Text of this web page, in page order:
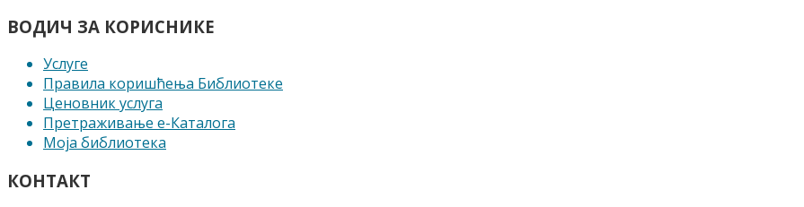
ВОДИЧ ЗА КОРИСНИКЕ
Услуге
Правила коришћења Библиотеке
Ценовник услуга
Претраживање е-Каталога
Моја библиотека
КОНТАКТ